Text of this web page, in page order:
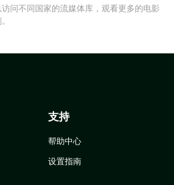
问不同国家的流媒体库，观看更多的电影
支持
帮助中心
设置指南